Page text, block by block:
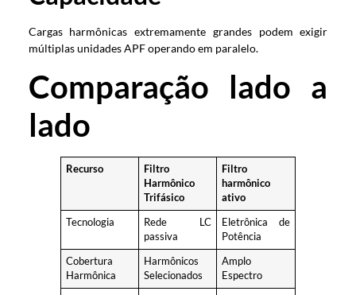
Cargas harmônicas extremamente grandes podem exigir
múltiplas unidades APF operando em paralelo.
Comparação lado a
lado
Recurso
Filtro
Harmônico
Trifásico
Filtro
harmônico
ativo
Tecnologia
Rede LC
passiva
Eletrônica de
Potência
Cobertura
Harmônica
Harmônicos
Selecionados
Amplo
Espectro